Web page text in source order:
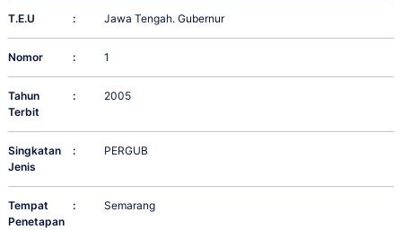
T.E.U : Jawa Tengah. Gubernur
Nomor : 1
Tahun
Terbit
: 2005
Singkatan
Jenis
: PERGUB
Tempat
Penetapan
: Semarang